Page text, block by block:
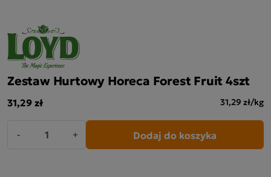
Zestaw Hurtowy Horeca Forest Fruit 4szt
31,29 zł 31,29 zł/kg
- + Dodaj do koszyka